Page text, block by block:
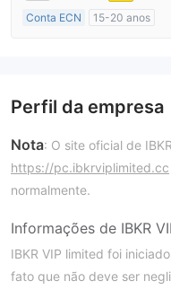
Conta ECN
15-20 anos
Perfil da empresa
Nota: O site oficial de
https://pc.ibkrviplimited.cc
normalmente.
Informações de IBKR
IBKR VIP limited foi
fato que não deve ser